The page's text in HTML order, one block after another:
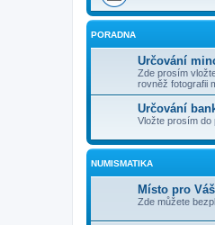
PORADNA
Určování
Zde prosím
rovněž fotografii
Určování
Vložte prosím do
NUMISMATIKA
Místo pro
Zde můžete